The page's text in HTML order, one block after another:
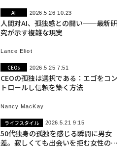
AI 2026.5.26 10:23
人間対AI、孤独感との闘い──最新研
究が示す複雑な現実
Lance Eliot
CEOs 2026.5.25 7:51
CEOの孤独は選択である：エゴをコン
トロールし信頼を築く方法
Nancy MacKay
ライフスタイル 2026.5.21 9:15
50代独身の孤独を感じる瞬間に男女
差。寂しくても出会いを拒む女性の心